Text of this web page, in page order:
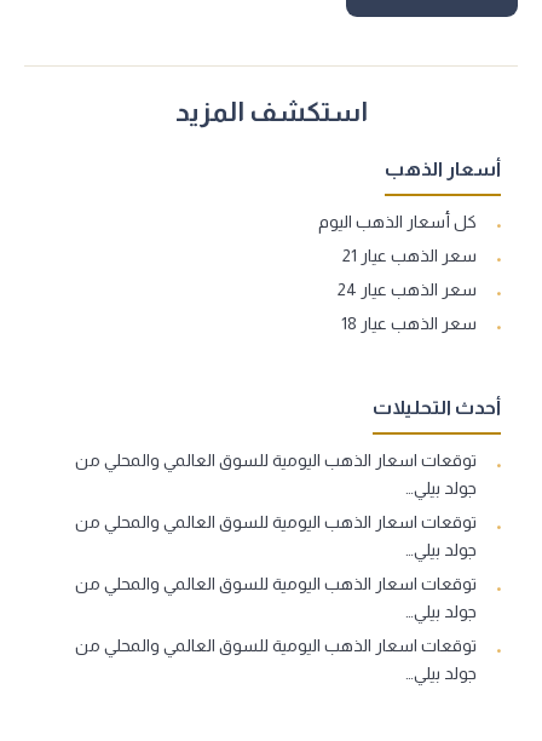
استكشف المزيد
أسعار الذهب
كل أسعار الذهب اليوم
سعر الذهب عيار 21
سعر الذهب عيار 24
سعر الذهب عيار 18
أحدث التحليلات
توقعات اسعار الذهب اليومية للسوق العالمي والمحلي من
جولد بيلي…
توقعات اسعار الذهب اليومية للسوق العالمي والمحلي من
جولد بيلي…
توقعات اسعار الذهب اليومية للسوق العالمي والمحلي من
جولد بيلي…
توقعات اسعار الذهب اليومية للسوق العالمي والمحلي من
جولد بيلي…